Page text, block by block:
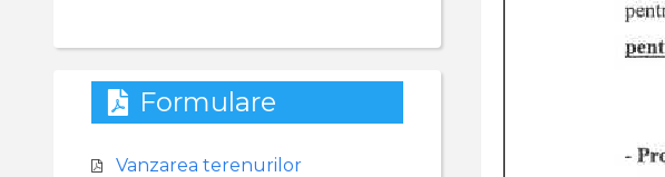
Formulare
Vanzarea terenurilor